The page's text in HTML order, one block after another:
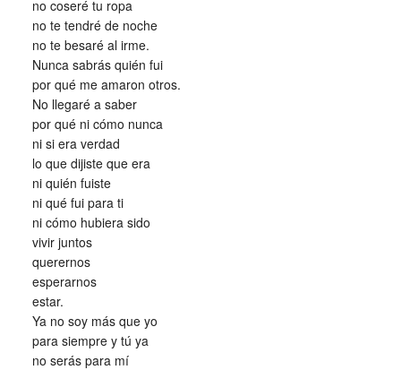
no coseré tu ropa
no te tendré de noche
no te besaré al irme.
Nunca sabrás quién fui
por qué me amaron otros.
No llegaré a saber
por qué ni cómo nunca
ni si era verdad
lo que dijiste que era
ni quién fuiste
ni qué fui para ti
ni cómo hubiera sido
vivir juntos
querernos
esperarnos
estar.
Ya no soy más que yo
para siempre y tú ya
no serás para mí